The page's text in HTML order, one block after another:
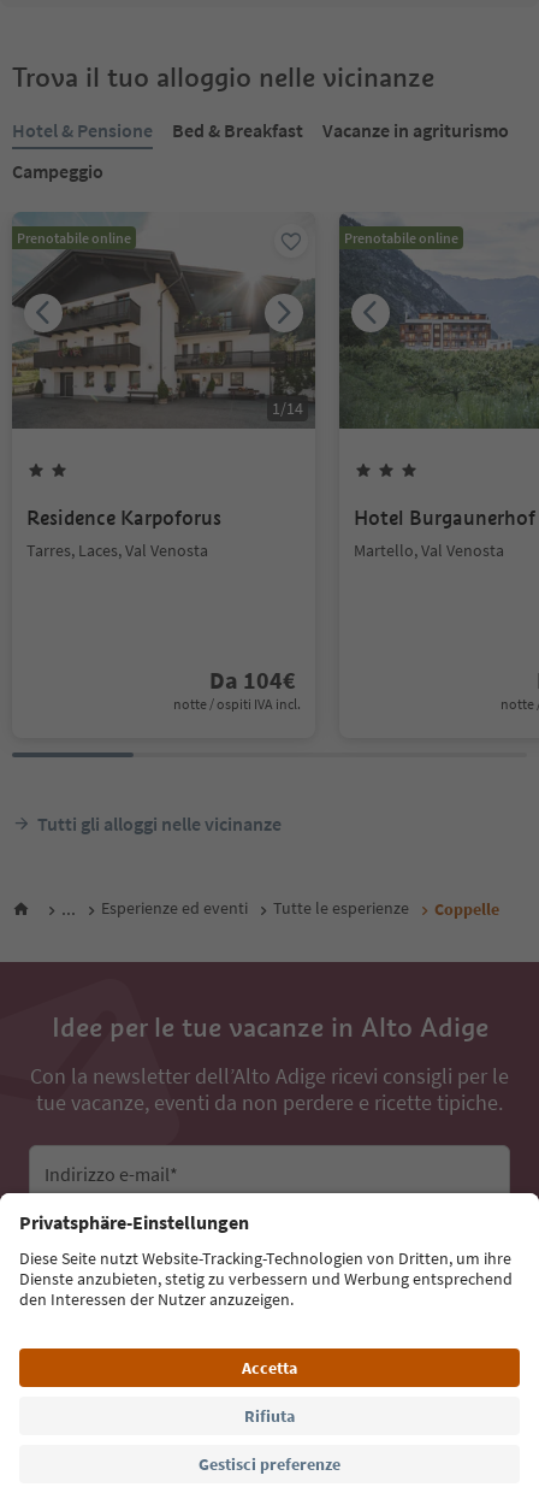
Trova il tuo alloggio nelle vicinanze
Hotel & Pensione Bed & Breakfast
Vacanze in agriturismo
Campeggio
Prenotabile online
1/14
Residence Karpoforus
Tarres, Laces, Val Venosta
Da 104€
notte / ospiti IVA incl.
Prenotabile online
Hotel Burgaunerhof
Martello, Val Venosta
notte
Tutti gli alloggi nelle vicinanze
... Esperienze ed eventi Tutte le esperienze Coppelle
Idee per le tue vacanze in Alto Adige
Con la newsletter dell’Alto Adige ricevi consigli per le
tue vacanze, eventi da non perdere e ricette tipiche.
Indirizzo e-mail*
Iscriviti alla newsletter